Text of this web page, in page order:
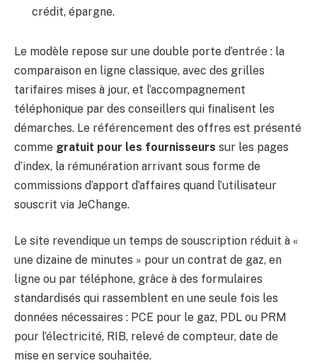
crédit, épargne.
Le modèle repose sur une double porte d’entrée : la
comparaison en ligne classique, avec des grilles
tarifaires mises à jour, et l’accompagnement
téléphonique par des conseillers qui finalisent les
démarches. Le référencement des offres est présenté
comme gratuit pour les fournisseurs sur les pages
d’index, la rémunération arrivant sous forme de
commissions d’apport d’affaires quand l’utilisateur
souscrit via JeChange.
Le site revendique un temps de souscription réduit à «
une dizaine de minutes » pour un contrat de gaz, en
ligne ou par téléphone, grâce à des formulaires
standardisés qui rassemblent en une seule fois les
données nécessaires : PCE pour le gaz, PDL ou PRM
pour l’électricité, RIB, relevé de compteur, date de
mise en service souhaitée.